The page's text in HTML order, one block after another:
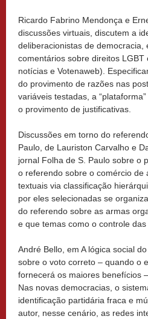
Ricardo Fabrino Mendonça e
discussões virtuais, discutem a
deliberacionistas de
comentários sobre direitos
notícias e Votenaweb).
do provimento de razões nas
variáveis testadas, a
o provimento de justificativas.
Discussões em torno do
Paulo, de Lauriston Carvalho e
jornal Folha de S. Paulo sobre o
o referendo sobre o comércio de
textuais via classificação
por eles selecionadas se
do referendo sobre as armas
e que temas como o controle
André Bello, em A lógica social
sobre o voto correto – quando o
fornecerá os maiores benefícios
Nas novas democracias, o
identificação partidária fraca e
autor, nesse cenário, as redes